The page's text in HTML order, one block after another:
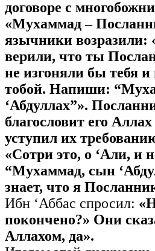
договоре с
«Мухаммад –
язычники
верили, что ты
не изгоняли бы тебя
тобой. Напиши:
‘Абдуллах”».
благословит его
уступил их
«Сотри это, о ‘Али, и
“Мухаммад, сын
знает, что я
Ибн ‘Аббас спросил:
покончено?» Они
Аллахом, да».